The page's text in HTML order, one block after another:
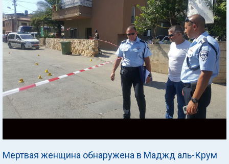
Мертвая женщина обнаружена в Маджд аль-Крум